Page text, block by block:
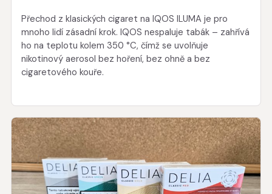
Přechod z klasických cigaret na IQOS ILUMA je pro
mnoho lidí zásadní krok. IQOS nespaluje tabák – zahřívá
ho na teplotu kolem 350 °C, čímž se uvolňuje
nikotinový aerosol bez hoření, bez ohně a bez
cigaretového kouře.